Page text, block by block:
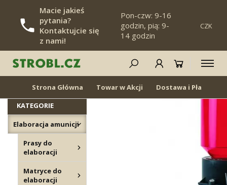
POMIŃ NAWIGACJĘ
Macie jakieś
pytania?
Kontaktujcie się
z nami!
Pon-czw: 9-16
godzin, pią: 9-
14 godzin
CZK
Strona Główna Towar w Akcji Dostawa i Płatność
NOWOŚĆ
Z POWROTEM W
KATEGORIE
Elaboracja amunicji
Prasy do
elaboracji
Matryce do
elaboracji
Odmierzanie prochu